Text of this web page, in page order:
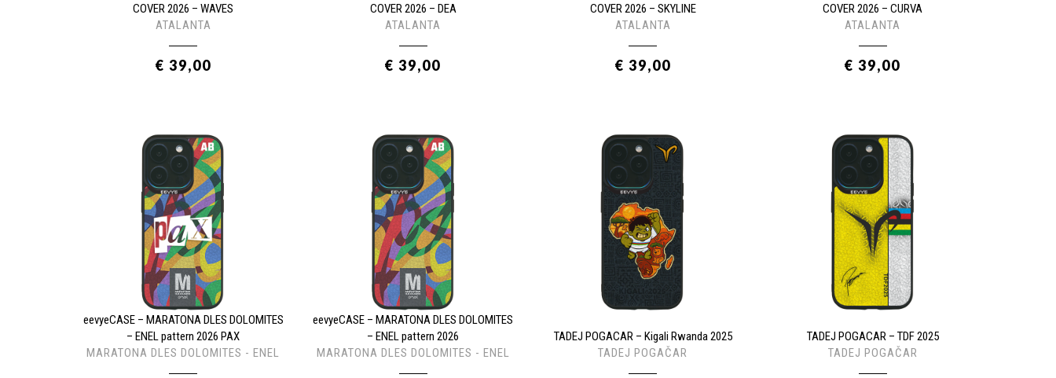
COVER 2026 – WAVES
ATALANTA
€ 39,00
COVER 2026 – DEA
ATALANTA
€ 39,00
COVER 2026 – SKYLINE
ATALANTA
€ 39,00
COVER 2026 – CURVA
ATALANTA
€ 39,00
eevyeCASE – MARATONA DLES DOLOMITES
– ENEL pattern 2026 PAX
MARATONA DLES DOLOMITES - ENEL
eevyeCASE – MARATONA DLES DOLOMITES
– ENEL pattern 2026
MARATONA DLES DOLOMITES - ENEL
TADEJ POGACAR – Kigali Rwanda 2025
TADEJ POGAČAR
TADEJ POGACAR – TDF 2025
TADEJ POGAČAR